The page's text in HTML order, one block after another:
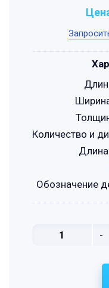
-
Количество и
Обозначение